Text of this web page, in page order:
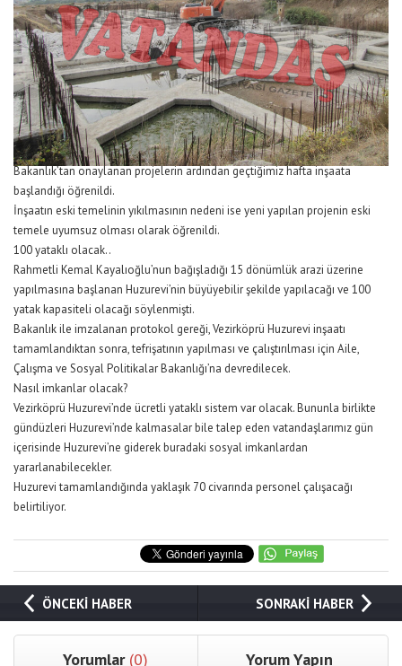
Bakanlık’tan onaylanan projelerin ardından geçtiğimiz hafta inşaata
başlandığı öğrenildi.
İnşaatın eski temelinin yıkılmasının nedeni ise yeni yapılan projenin eski
temele uyumsuz olması olarak öğrenildi.
100 yataklı olacak..
Rahmetli Kemal Kayalıoğlu’nun bağışladığı 15 dönümlük arazi üzerine
yapılmasına başlanan Huzurevi’nin büyüyebilir şekilde yapılacağı ve 100
yatak kapasiteli olacağı söylenmişti.
Bakanlık ile imzalanan protokol gereği, Vezirköprü Huzurevi inşaatı
tamamlandıktan sonra, tefrişatının yapılması ve çalıştırılması için Aile,
Çalışma ve Sosyal Politikalar Bakanlığı’na devredilecek.
Nasıl imkanlar olacak?
Vezirköprü Huzurevi’nde ücretli yataklı sistem var olacak. Bununla birlikte
gündüzleri Huzurevi’nde kalmasalar bile talep eden vatandaşlarımız gün
içerisinde Huzurevi’ne giderek buradaki sosyal imkanlardan
yararlanabilecekler.
Huzurevi tamamlandığında yaklaşık 70 civarında personel çalışacağı
belirtiliyor.
ÖNCEKİ HABER SONRAKİ HABER
Yorumlar (0) Yorum Yapın